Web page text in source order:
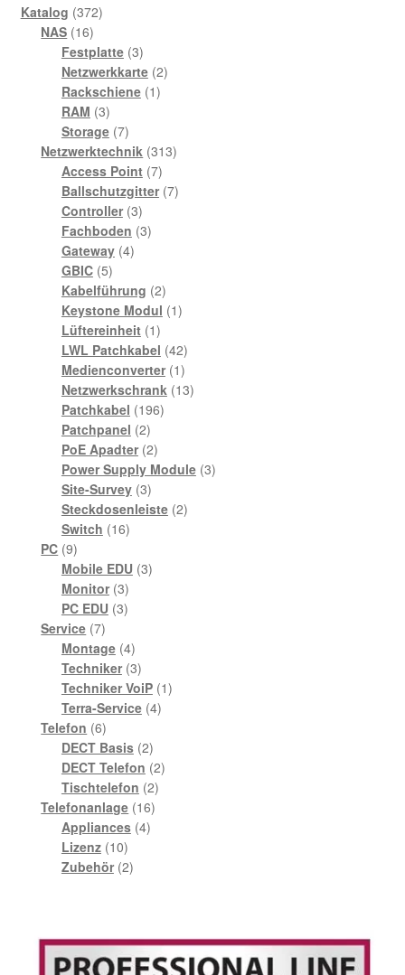
Katalog 372372
NAS 1616
Produkte
Festplatte 33
Produkte
Netzwerkkarte 22
Rackschiene 11
RAM 33
Produkte
Storage 77
Produkte
Netzwerktechnik 313313
Access Point 77
Produkte
Ballschutzgitter 77
Controller 33
Produkte
Fachboden 33
Gateway 44
GBIC 55
Produkte
Kabelführung 22
Produkte
Keystone Modul 11
Lüftereinheit 11
Produkt
LWL Patchkabel 4242
Produkte
Medienconverter 11
Produkt
Netzwerkschrank 1313
Patchkabel 196196
Patchpanel 22
Produkte
PoE Apadter 22
Produkte
Power Supply Module 33
Site-Survey 33
Produkte
Steckdosenleiste 22
Switch 1616
PC 99
Produkte
Mobile EDU 33
Monitor 33
Produkte
PC EDU 33
Service 77
Produkte
Montage 44
Produkte
Techniker 33
Produkte
Techniker VoiP 11
Terra-Service 44
Telefon 66
Produkte
DECT Basis 22
Produkte
DECT Telefon 22
Tischtelefon 22
Produkte
Telefonanlage 1616
Appliances 44
Lizenz 1010
Produkte
Zubehör 22